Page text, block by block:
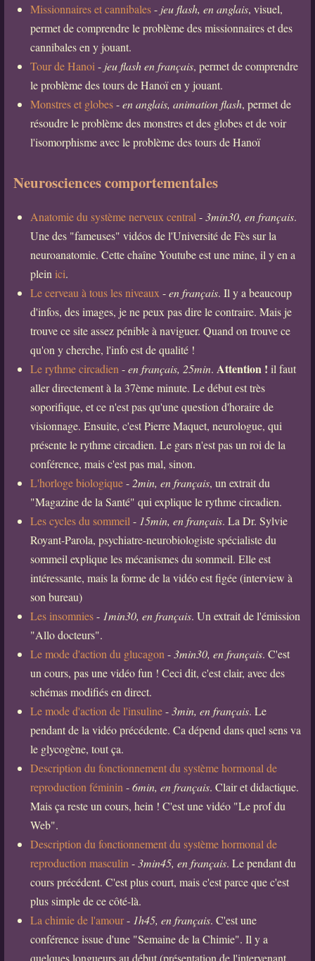
Missionnaires et cannibales- jeu flash, en anglais, visuel,
permet de comprendre le problème des missionnaires et des
cannibales en y jouant.
Tour de Hanoi - jeu flash en français, permet de comprendre
le problème des tours de Hanoï en y jouant.
Monstres et globes-en anglais, animation flash, permet de
résoudre le problème des monstres et des globes et de voir
l'isomorphisme avec le problème des tours de Hanoï
Neurosciences comportementales
Anatomie du système nerveux central -3min30, en français.
Une des "fameuses" vidéos de l'Université de Fès sur la
neuroanatomie. Cette chaîne Youtube est une mine, il y en a
plein ici.
Le cerveau à tous les niveaux -en français. Il y a beaucoup
d'infos, des images, je ne peux pas dire le contraire. Mais je
trouve ce site assez pénible à naviguer. Quand on trouve ce
qu'on y cherche, l'info est de qualité !
Le rythme circadien -en français, 25min. Attention ! il faut
aller directement à la 37ème minute. Le début est très
soporifique, et ce n'est pas qu'une question d'horaire de
visionnage. Ensuite, c'est Pierre Maquet, neurologue, qui
présente le rythme circadien. Le gars n'est pas un roi de la
conférence, mais c'est pas mal, sinon.
L'horloge biologique- 2min, en français, un extrait du
"Magazine de la Santé" qui explique le rythme circadien.
Les cycles du sommeil - 15min, en français. La Dr. Sylvie
Royant-Parola, psychiatre-neurobiologiste spécialiste du
sommeil explique les mécanismes du sommeil. Elle est
intéressante, mais la forme de la vidéo est figée (interview à
son bureau)
Les insomnies- 1min30, en français. Un extrait de l'émission
"Allo docteurs".
Le mode d'action du glucagon -3min30, en français. C'est
un cours, pas une vidéo fun ! Ceci dit, c'est clair, avec des
schémas modifiés en direct.
Le mode d'action de l'insuline-3min, en français. Le
pendant de la vidéo précédente. Ca dépend dans quel sens va
le glycogène, tout ça.
Description du fonctionnement du système hormonal de
reproduction féminin -6min, en français. Clair et didactique.
Mais ça reste un cours, hein ! C'est une vidéo "Le prof du
Web".
Description du fonctionnement du système hormonal de
reproduction masculin -3min45, en français. Le pendant du
cours précédent. C'est plus court, mais c'est parce que c'est
plus simple de ce côté-là.
La chimie de l'amour- 1h45, en français. C'est une
conférence issue d'une "Semaine de la Chimie". Il y a
quelques longueurs au début (présentation de l'intervenant,